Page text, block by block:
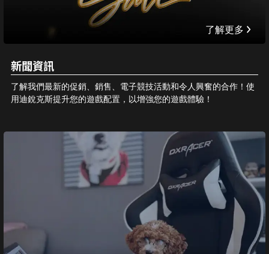
了解更多
新聞資訊
了解我們最新的促銷、銷售、電子競技活動和令人興奮的合作！使
用迪銳克斯提升您的遊戲配置，以增強您的遊戲體驗！